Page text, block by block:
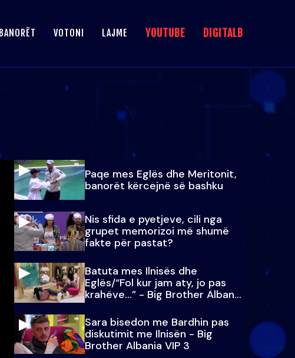
BANORËT VOTONI LAJME YOUTUBE DIGITALB
Paqe mes Eglës dhe Meritonit,
banorët kërcejnë së bashku
Nis sfida e pyetjeve, cili nga
grupet memorizoi më shumë
fakte për pastat?
Batuta mes Ilnisës dhe
Eglës/“Fol kur jam aty, jo pas
krahëve…” - Big Brother Albania
VIP 3
Sara bisedon me Bardhin pas
diskutimit me Ilnisën - Big
Brother Albania VIP 3